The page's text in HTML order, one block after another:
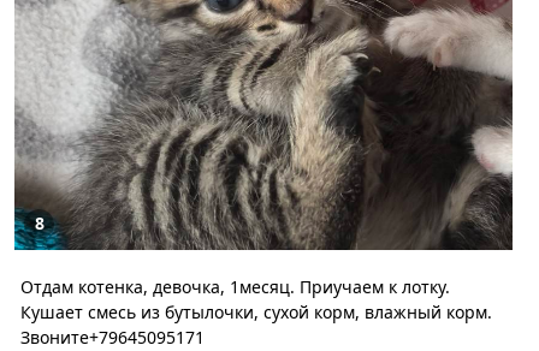
8
Отдам котенка, девочка, 1месяц. Приучаем к лотку.
Кушает смесь из бутылочки, сухой корм, влажный корм.
Звоните+79645095171